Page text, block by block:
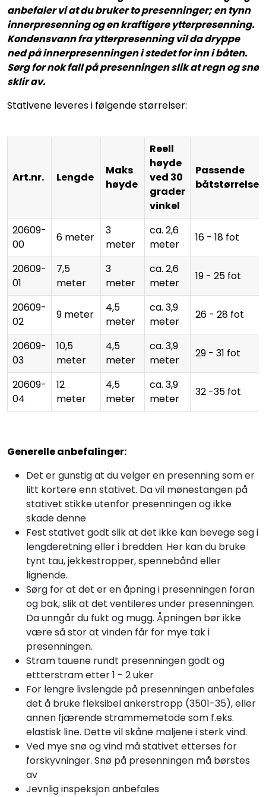
anbefaler vi at du bruker to presenninger; en tynn
innerpresenning og en kraftigere ytterpresenning.
Kondensvann fra ytterpresenning vil da dryppe
ned på innerpresenningen i stedet for inn i båten.
Sørg for nok fall på presenningen slik at regn og snø
sklir av.
Stativene leveres i følgende størrelser:
Art.nr. Lengde
Maks
høyde
Reell
høyde
ved 30
grader
vinkel
Passende
båtstørrelse
20609-
00
6 meter
3
meter
ca. 2,6
meter
16 - 18 fot
20609-
01
7,5
meter
3
meter
ca. 2,6
meter
19 - 25 fot
20609-
02
9 meter
4,5
meter
ca. 3,9
meter
26 - 28 fot
20609-
03
10,5
meter
4,5
meter
ca. 3,9
meter
29 - 31 fot
20609-
04
12
meter
4,5
meter
ca. 3,9
meter
32 -35 fot
Generelle anbefalinger:
Det er gunstig at du velger en presenning som er
litt kortere enn stativet. Da vil mønestangen på
stativet stikke utenfor presenningen og ikke
skade denne
Fest stativet godt slik at det ikke kan bevege seg i
lengderetning eller i bredden. Her kan du bruke
tynt tau, jekkestropper, spennebånd eller
lignende.
Sørg for at det er en åpning i presenningen foran
og bak, slik at det ventileres under presenningen.
Da unngår du fukt og mugg. Åpningen bør ikke
være så stor at vinden får for mye tak i
presenningen.
Stram tauene rundt presenningen godt og
ettterstram etter 1 - 2 uker
For lengre livslengde på presenningen anbefales
det å bruke fleksibel ankerstropp (3501-35), eller
annen fjærende strammemetode som f.eks.
elastisk line. Dette vil skåne maljene i sterk vind.
Ved mye snø og vind må stativet etterses for
forskyvninger. Snø på presenningen må børstes
av
Jevnlig inspeksjon anbefales